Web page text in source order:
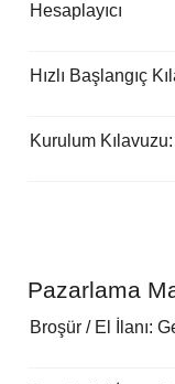
Hesaplayıcı
Hızlı Başlangıç
Kurulum
Pazarlama
Broşür / El İlanı: